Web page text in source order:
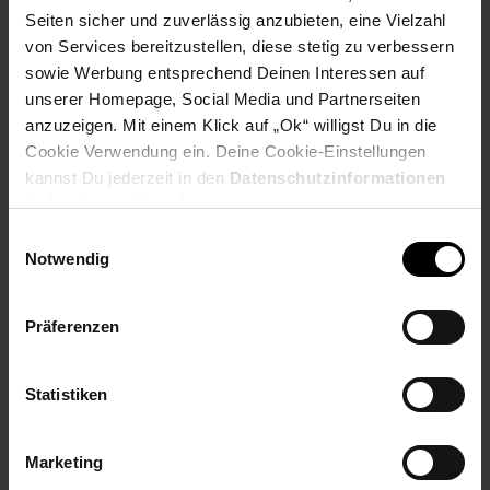
Seiten sicher und zuverlässig anzubieten, eine Vielzahl
von Services bereitzustellen, diese stetig zu verbessern
sowie Werbung entsprechend Deinen Interessen auf
unserer Homepage, Social Media und Partnerseiten
anzuzeigen. Mit einem Klick auf „Ok“ willigst Du in die
Cookie Verwendung ein. Deine Cookie-Einstellungen
kannst Du jederzeit in den Datenschutzinformationen
ändern bzw. widerrufen.
Notwendig
Präferenzen
Statistiken
Marketing
Extra°Punkte:
0
Produktbeschreibung
Schonende Zubereitung, die natürlichen Inhaltsstoffe,
Mineralien und Vitamine bleiben erhalten. Für die Zubereitung
von Reis, Porridge und auch zum Dünsten von Gemüse. Der
gesunde Küche. Auch ideal geeignet für die Zubereitung von
Reismengen-Messbecher inklusive. Modernes, hochwertiges
Design mit praktischem Tragegriff. Abschaltautomatik,
herausnehmbarer 3 Liter-Behälter mit Keramikbeschichtung.
EAN: 4016432425072